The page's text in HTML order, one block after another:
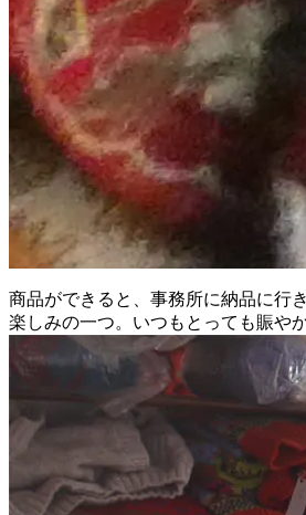
商品ができると、事務所に納品に行
楽しみの一つ。いつもとっても賑や